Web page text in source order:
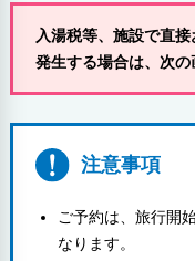
入湯税等、施設で直
発生する場合は、次の
注意事項
ご予約は、旅行開
なります。